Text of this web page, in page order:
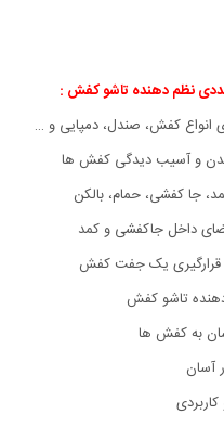
انواع کفش، صندل، دمپایی و …
و آسیب دیدگی کفش ها
جا کفشی، حمام، بالکن
داخل جاکفشی و کمد
قرارگیری یک جفت کفش
به کفش ها
آسان